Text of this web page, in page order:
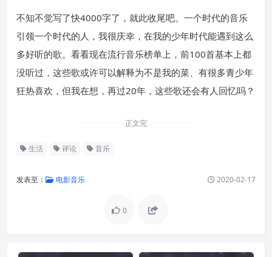
不知不觉写了快4000字了，就此收尾吧。一个时代的音乐
引领一个时代的人，我很庆幸，在我的少年时代能遇到这么
多好听的歌。看看现在流行音乐榜单上，前100首基本上都
没听过，这些歌或许可以解释为不是我的菜、有很多青少年
狂热喜欢，但我在想，再过20年，这些歌还会有人回忆吗？
正文完
生活 评论 音乐
发表至： 电影音乐 2020-02-17
0